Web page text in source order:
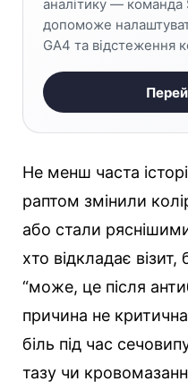
аналітику —
допоможе
GA4 та відстеження
Не менш часта
раптом змінили
або стали
хто відкладає
“може, це після
причина не
біль під час
тазу чи